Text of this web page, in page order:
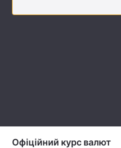
Офіційний курс валют